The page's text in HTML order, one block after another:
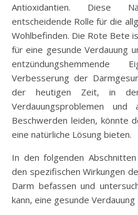
Antioxidantien. Diese
entscheidende Rolle für die
Wohlbefinden. Die Rote Bete
für eine gesunde Verdauung
Verbesserung der
der heutigen Zeit, in
Verdauungsproblemen und
Beschwerden leiden, könnte
eine natürliche Lösung bieten.
In den folgenden
den spezifischen Wirkungen
Darm befassen und
kann, eine gesunde